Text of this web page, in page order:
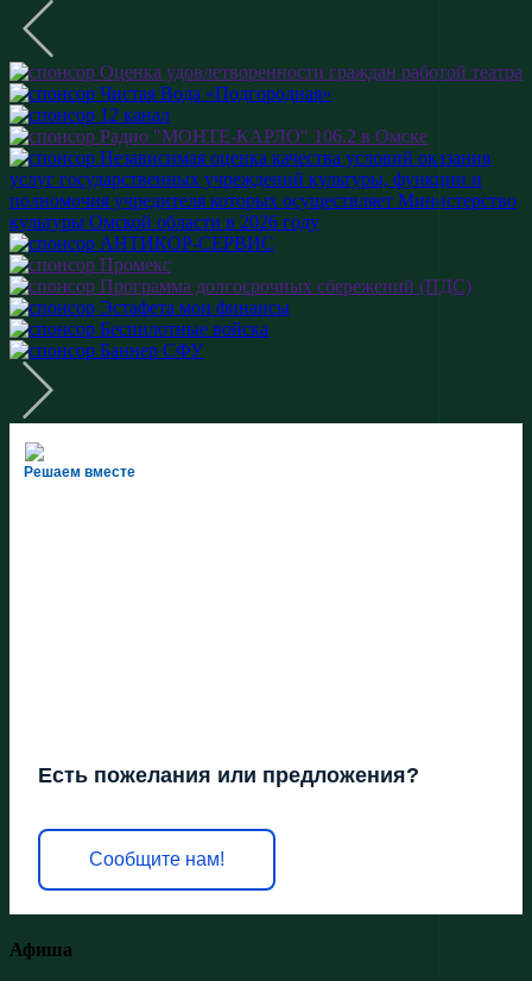
Решаем вместе
Есть пожелания или предложения?
Сообщите нам!
Афиша